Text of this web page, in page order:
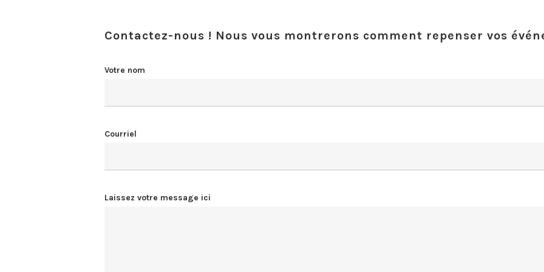
Contactez-nous ! Nous vous montrerons comment repenser vos
Votre nom
Courriel
Laissez votre message ici